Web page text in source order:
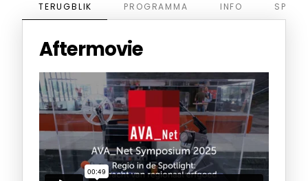
TERUGBLIK PROGRAMMA INFO
Aftermovie